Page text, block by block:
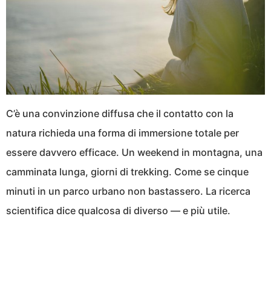
C’è una convinzione diffusa che il contatto con la
natura richieda una forma di immersione totale per
essere davvero efficace. Un weekend in montagna, una
camminata lunga, giorni di trekking. Come se cinque
minuti in un parco urbano non bastassero. La ricerca
scientifica dice qualcosa di diverso — e più utile.